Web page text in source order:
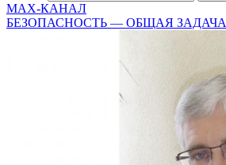
MAX-КАНАЛ
БЕЗОПАСНОСТЬ — ОБЩАЯ ЗАДАЧА